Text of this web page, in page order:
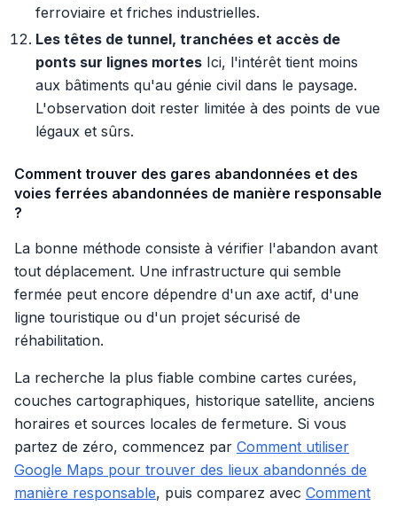
ferroviaire et friches industrielles.
Les têtes de tunnel, tranchées et accès de
ponts sur lignes mortes Ici, l'intérêt tient moins
aux bâtiments qu'au génie civil dans le paysage.
L'observation doit rester limitée à des points de vue
légaux et sûrs.
Comment trouver des gares abandonnées et des
voies ferrées abandonnées de manière responsable
?
La bonne méthode consiste à vérifier l'abandon avant
tout déplacement. Une infrastructure qui semble
fermée peut encore dépendre d'un axe actif, d'une
ligne touristique ou d'un projet sécurisé de
réhabilitation.
La recherche la plus fiable combine cartes curées,
couches cartographiques, historique satellite, anciens
horaires et sources locales de fermeture. Si vous
partez de zéro, commencez par Comment utiliser
Google Maps pour trouver des lieux abandonnés de
manière responsable, puis comparez avec Comment